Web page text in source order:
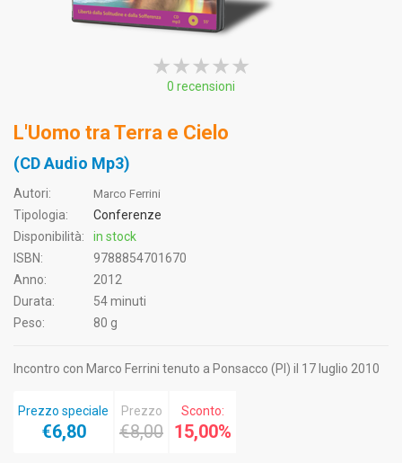
★★★★★
★★★★★
★★★★★
0 recensioni
L'Uomo tra Terra e Cielo
(CD Audio Mp3)
Autori: Marco Ferrini
Tipologia:
Conferenze
Disponibilità:
in stock
ISBN:
9788854701670
Anno:
2012
Durata:
54 minuti
Peso:
80 g
Incontro con Marco Ferrini tenuto a Ponsacco (PI) il 17 luglio 2010
Prezzo speciale
€6,80
Prezzo
€8,00
Sconto:
15,00%